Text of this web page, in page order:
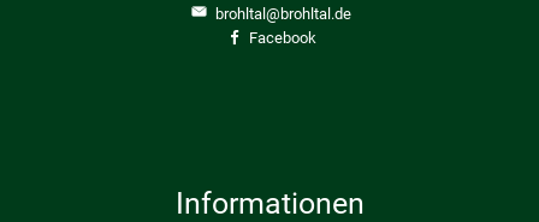
brohltal@brohltal.de
Facebook
Informationen